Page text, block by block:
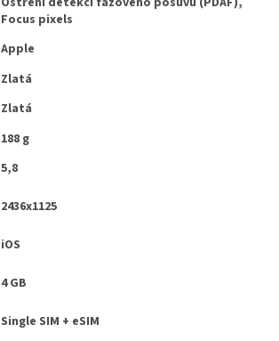
Focus pixels
Apple
Zlatá
Zlatá
188 g
5,8
2436x1125
iOS
4 GB
Single SIM + eSIM